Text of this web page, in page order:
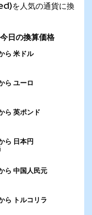
人気の通貨に換
日の換算価格
ら 米ドル
ら ユーロ
ら 英ポンド
ら 日本円
ら 中国人民元
トルコリラ